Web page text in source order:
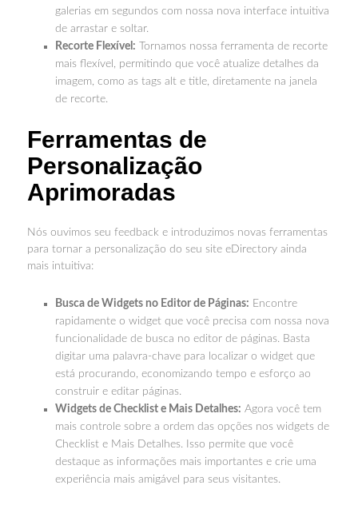
galerias em segundos com nossa nova interface intuitiva
de arrastar e soltar.
Recorte Flexível: Tornamos nossa ferramenta de recorte
mais flexível, permitindo que você atualize detalhes da
imagem, como as tags alt e title, diretamente na janela
de recorte.
Ferramentas de
Personalização
Aprimoradas
Nós ouvimos seu feedback e introduzimos novas ferramentas
para tornar a personalização do seu site eDirectory ainda
mais intuitiva:
Busca de Widgets no Editor de Páginas: Encontre
rapidamente o widget que você precisa com nossa nova
funcionalidade de busca no editor de páginas. Basta
digitar uma palavra-chave para localizar o widget que
está procurando, economizando tempo e esforço ao
construir e editar páginas.
Widgets de Checklist e Mais Detalhes: Agora você tem
mais controle sobre a ordem das opções nos widgets de
Checklist e Mais Detalhes. Isso permite que você
destaque as informações mais importantes e crie uma
experiência mais amigável para seus visitantes.